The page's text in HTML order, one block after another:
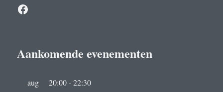
Facebook
Aankomende evenementen
aug
20:00-22:30